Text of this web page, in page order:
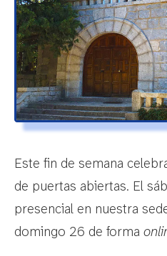
Este fin de semana
de puertas abiertas. El
presencial en nuestra
domingo 26 de forma